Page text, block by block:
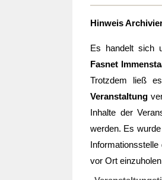
Hinweis
Es handelt sich
Fasnet
Trotzdem ließ
Veranstaltung
Inhalte der
werden. Es
Informationsstelle
vor Ort